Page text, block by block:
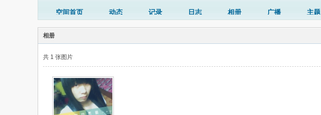
空间首页 动态 记录 日志 相册 广播 主题
相册
共 1 张图片